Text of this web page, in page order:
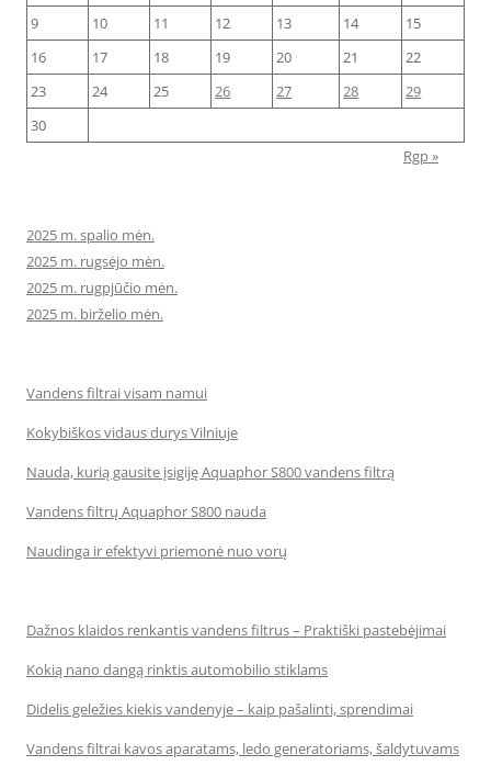
9
10 11 12 13 14
15
16
17 18 19 20 21
22
23
24 25 26 27 28
29
30
Rgp »
2025 m. spalio mėn.
2025 m. rugsėjo mėn.
2025 m. rugpjūčio mėn.
2025 m. birželio mėn.
Vandens filtrai visam namui
Kokybiškos vidaus durys Vilniuje
Nauda, kurią gausite įsigiję Aquaphor S800 vandens filtrą
Vandens filtrų Aquaphor S800 nauda
Naudinga ir efektyvi priemonė nuo vorų
Dažnos klaidos renkantis vandens filtrus – Praktiški pastebėjimai
Kokią nano dangą rinktis automobilio stiklams
Didelis geležies kiekis vandenyje – kaip pašalinti, sprendimai
Vandens filtrai kavos aparatams, ledo generatoriams, šaldytuvams